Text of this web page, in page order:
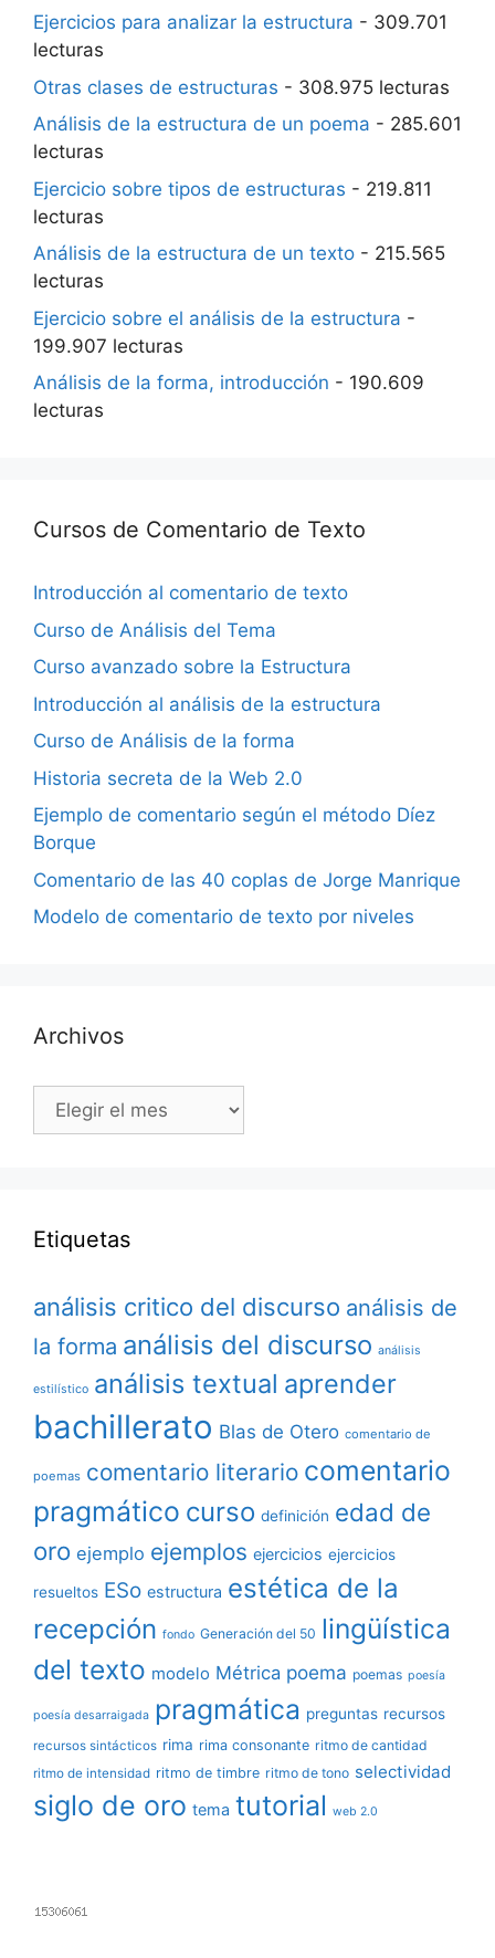
Ejercicios para analizar la estructura - 309.701
lecturas
Otras clases de estructuras - 308.975 lecturas
Análisis de la estructura de un poema - 285.601
lecturas
Ejercicio sobre tipos de estructuras - 219.811
lecturas
Análisis de la estructura de un texto - 215.565
lecturas
Ejercicio sobre el análisis de la estructura -
199.907 lecturas
Análisis de la forma, introducción - 190.609
lecturas
Cursos de Comentario de Texto
Introducción al comentario de texto
Curso de Análisis del Tema
Curso avanzado sobre la Estructura
Introducción al análisis de la estructura
Curso de Análisis de la forma
Historia secreta de la Web 2.0
Ejemplo de comentario según el método Díez
Borque
Comentario de las 40 coplas de Jorge Manrique
Modelo de comentario de texto por niveles
Archivos
Archivos
Etiquetas
análisis critico del discurso análisis de
la forma análisis del discurso análisis
estilístico análisis textual aprender
bachillerato Blas de Otero comentario de
poemas comentario literario comentario
pragmático curso definición edad de
oro ejemplo ejemplos ejercicios ejercicios
resueltos ESo estructura estética de la
recepción fondo Generación del 50 lingüística
del texto modelo Métrica poema poemas poesía
poesía desarraigada pragmática preguntas recursos
recursos sintácticos rima rima consonante ritmo de cantidad
ritmo de intensidad ritmo de timbre ritmo de tono selectividad
siglo de oro tema tutorial web 2.0